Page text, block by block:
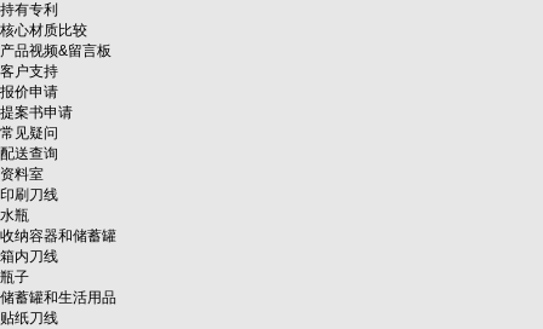
持有专利
核心材质比较
产品视频&留言板
客户支持
报价申请
提案书申请
常见疑问
配送查询
资料室
印刷刀线
水瓶
收纳容器和储蓄罐
箱内刀线
瓶子
储蓄罐和生活用品
贴纸刀线